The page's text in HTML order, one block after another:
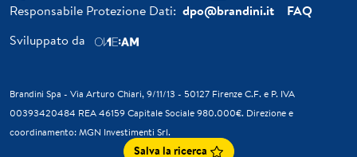
Responsabile Protezione Dati: dpo@brandini.it
FAQ
Sviluppato da
Brandini Spa - Via Arturo Chiari, 9/11/13 - 50127 Firenze C.F. e P. IVA
00393420484 REA 46159 Capitale Sociale 980.000€. Direzione e
coordinamento: MGN Investimenti Srl.
Salva la ricerca